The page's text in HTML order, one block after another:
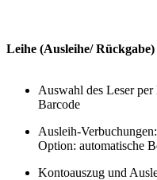
Leihe (Ausleihe/ Rückgabe)
Auswahl des Leser
Barcode
Ausleih-
Option: automatische
Kontoauszug und